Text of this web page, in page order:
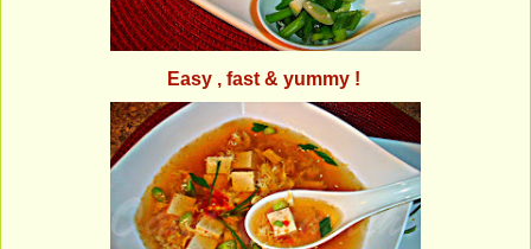
Easy , fast & yummy !